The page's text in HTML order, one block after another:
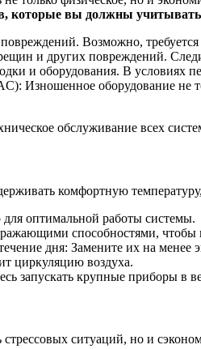
которые вы должны
Возможно,
и других повреждений.
и оборудования. В
Изношенное оборудование не
обслуживание всех
комфортную
оптимальной работы системы.
способностями, чтобы
дня: Замените их на менее
циркуляцию воздуха.
запускать крупные приборы в
ситуаций, но и